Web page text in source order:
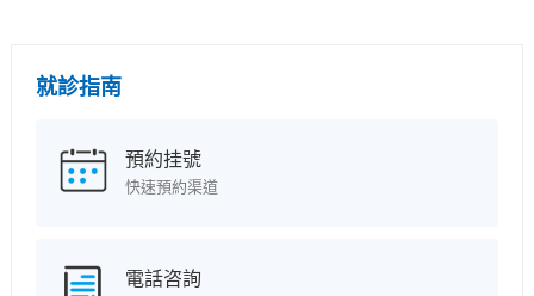
就診指南
預約挂號
快速預約渠道
電話咨詢